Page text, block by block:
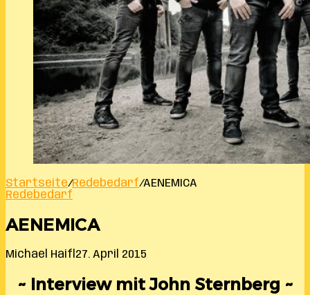
Startseite/Redebedarf/AENEMICA
Redebedarf
AENEMICA
Michael Haifl 27. April 2015
~ Interview mit John Sternberg ~